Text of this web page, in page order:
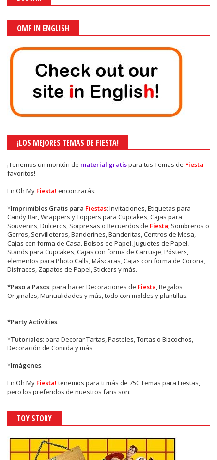
OMF IN ENGLISH
¡LOS MEJORES TEMAS DE FIESTA!
¡Tenemos un montón de material gratispara tus Temas de Fiesta
favoritos!
En Oh My Fiesta! encontrarás:
*Imprimibles Gratis para Fiestas: Invitaciones, Etiquetas para
Candy Bar, Wrappers y Toppers para Cupcakes, Cajas para
Souvenirs, Dulceros, Sorpresas o Recuerdos de Fiesta; Sombreros o
Gorros, Servilleteros, Banderines, Banderitas, Centros de Mesa,
Cajas con forma de Casa, Bolsos de Papel, Juguetes de Papel,
Stands para Cupcakes, Cajas con forma de Carruaje, Pósters,
elementos para Photo Calls, Máscaras, Cajas con forma de Corona,
Disfraces, Zapatos de Papel, Stickers y más.
*Paso a Pasos: para hacer Decoraciones de Fiesta, Regalos
Originales, Manualidades y más, todo con moldes y plantillas.
*Party Activities.
*Tutoriales: para Decorar Tartas, Pasteles, Tortas o Bizcochos,
Decoración de Comida y más.
*Imágenes.
En Oh My Fiesta! tenemos para ti más de 750 Temas para Fiestas,
pero los preferidos de nuestros fans son:
TOY STORY